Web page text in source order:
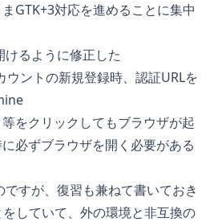
GTK+3対応を進めることに集中
るように修正した
ントの新規登録時、認証URLを
をクリックしてもブラウザが起
必ずブラウザを開く必要がある
すが、復習も兼ねて書いておき
していて、外の環境と非互換の